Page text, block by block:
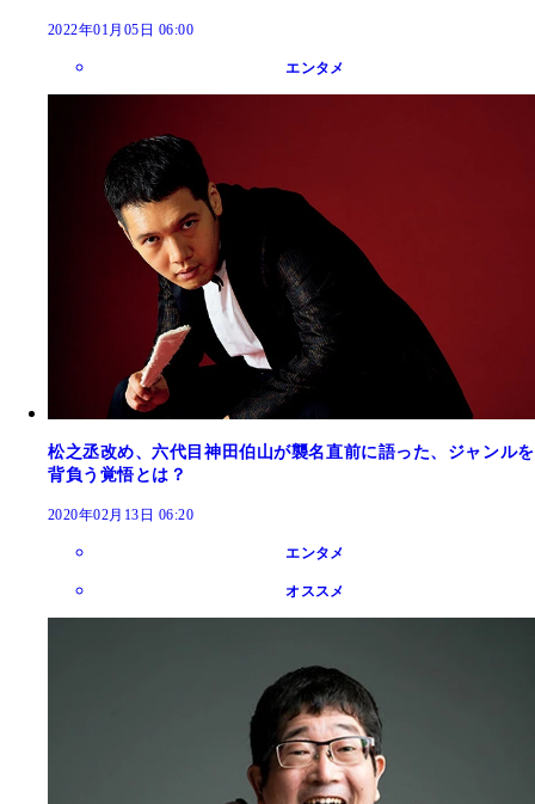
2022年01月05日 06:00
エンタメ
松之丞改め、六代目神田伯山が襲名直前に語った、ジャンルを
背負う覚悟とは？
2020年02月13日 06:20
エンタメ
オススメ